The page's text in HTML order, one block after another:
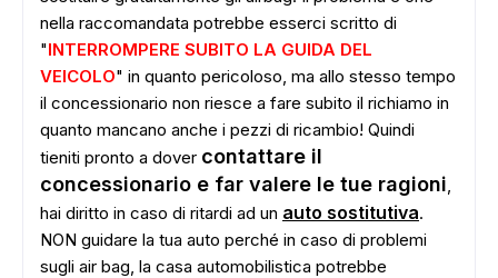
nella raccomandata potrebbe esserci scritto di
"INTERROMPERE SUBITO LA GUIDA DEL
VEICOLO" in quanto pericoloso, ma allo stesso tempo
il concessionario non riesce a fare subito il richiamo in
quanto mancano anche i pezzi di ricambio! Quindi
tieniti pronto a dover contattare il
concessionario e far valere le tue ragioni,
hai diritto in caso di ritardi ad un auto sostitutiva.
NON guidare la tua auto perché in caso di problemi
sugli air bag, la casa automobilistica potrebbe